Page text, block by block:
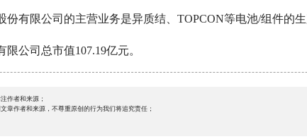
有限公司的主营业务是异质结、TOPCON等电池/组件的生
公司总市值107.19亿元。
作者和来源；
章作者和来源，不尊重原创的行为我们将追究责任；